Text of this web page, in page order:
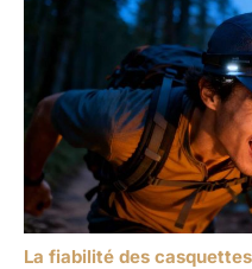
La fiabilité des